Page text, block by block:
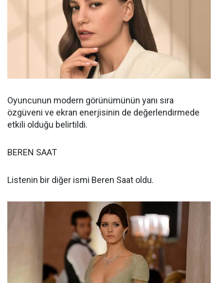
Oyuncunun modern görünümünün yanı sıra
özgüveni ve ekran enerjisinin de değerlendirmede
etkili olduğu belirtildi.
BEREN SAAT
Listenin bir diğer ismi Beren Saat oldu.